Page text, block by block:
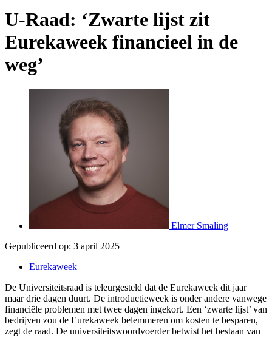
U-Raad: ‘Zwarte lijst zit
Eurekaweek financieel in de
weg’
Elmer Smaling
Gepubliceerd op: 3 april 2025
Eurekaweek
De Universiteitsraad is teleurgesteld dat de Eurekaweek dit jaar
maar drie dagen duurt. De introductieweek is onder andere vanwege
financiële problemen met twee dagen ingekort. Een ‘zwarte lijst’ van
bedrijven zou de Eurekaweek belemmeren om kosten te besparen,
zegt de raad. De universiteitswoordvoerder betwist het bestaan van